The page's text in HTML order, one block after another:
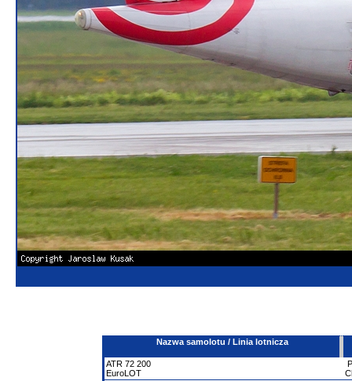
Nazwa samolotu / Linia lotnicza
ATR 72 200
EuroLOT